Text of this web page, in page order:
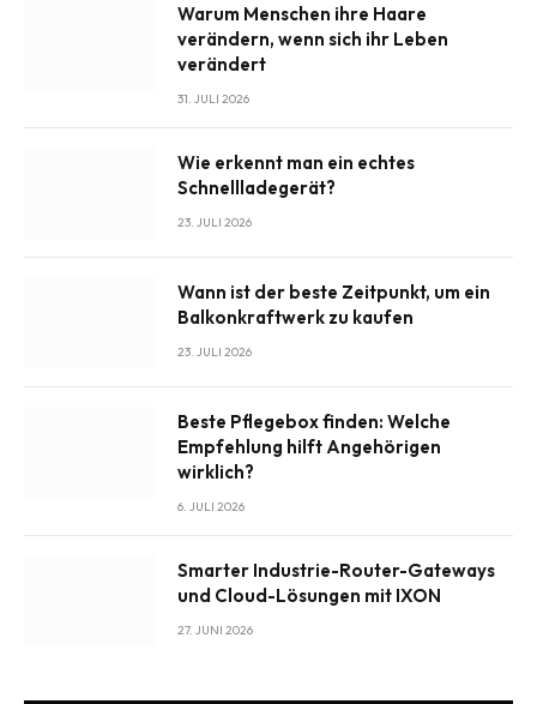
Warum Menschen ihre Haare
verändern, wenn sich ihr Leben
verändert
31. JULI 2026
Wie erkennt man ein echtes
Schnellladegerät?
23. JULI 2026
Wann ist der beste Zeitpunkt, um ein
Balkonkraftwerk zu kaufen
23. JULI 2026
Beste Pflegebox finden: Welche
Empfehlung hilft Angehörigen
wirklich?
6. JULI 2026
Smarter Industrie-Router-Gateways
und Cloud-Lösungen mit IXON
27. JUNI 2026